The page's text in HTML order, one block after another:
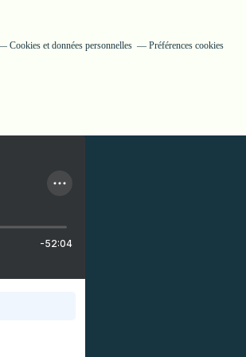
Cookies et données personnelles Préférences cookies
-52:04